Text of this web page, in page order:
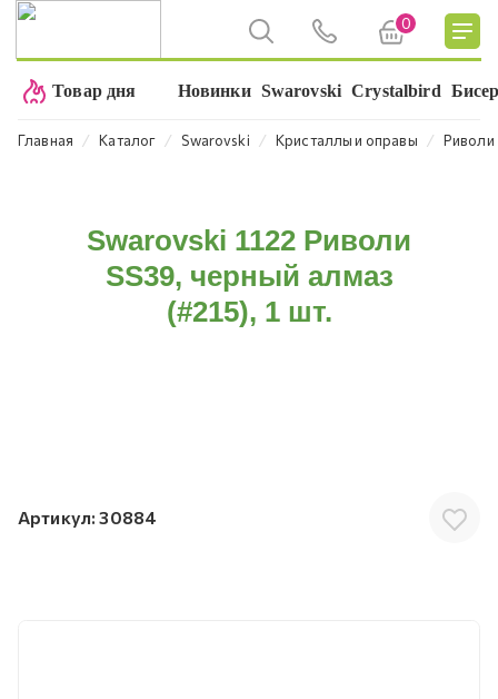
0
Товар дня Новинки Swarovski Crystalbird
Главная ⁄ Каталог ⁄ Swarovski ⁄ Кристаллы и оправы ⁄ Риволи
Swarovski 1122 Риволи
SS39, черный алмаз
(#215), 1 шт.
Артикул: 30884